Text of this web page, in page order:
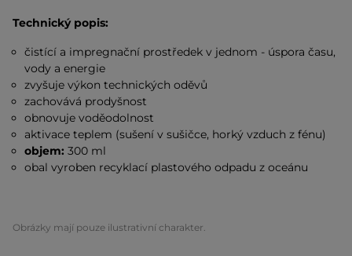
Technický popis:
čistící a impregnační prostředek v jednom - úspora času,
vody a energie
zvyšuje výkon technických oděvů
zachovává prodyšnost
obnovuje voděodolnost
aktivace teplem (sušení v sušičce, horký vzduch z fénu)
objem:300 ml
obal vyroben recyklací plastového odpadu z oceánu
Obrázky mají pouze ilustrativní charakter.